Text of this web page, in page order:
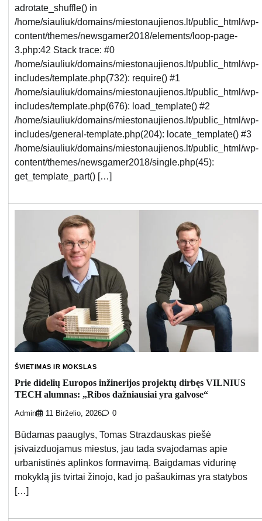
adrotate_shuffle() in
/home/siauliuk/domains/miestonaujienos.lt/public_html/wp-
content/themes/newsgamer2018/elements/loop-page-
3.php:42 Stack trace: #0
/home/siauliuk/domains/miestonaujienos.lt/public_html/wp-
includes/template.php(732): require() #1
/home/siauliuk/domains/miestonaujienos.lt/public_html/wp-
includes/template.php(676): load_template() #2
/home/siauliuk/domains/miestonaujienos.lt/public_html/wp-
includes/general-template.php(204): locate_template() #3
/home/siauliuk/domains/miestonaujienos.lt/public_html/wp-
content/themes/newsgamer2018/single.php(45):
get_template_part() […]
ŠVIETIMAS IR MOKSLAS
Prie didelių Europos inžinerijos projektų dirbęs VILNIUS
TECH alumnas: „Ribos dažniausiai yra galvose“
Admin 11 Birželio, 2026 0
Būdamas paauglys, Tomas Strazdauskas piešė
įsivaizduojamus miestus, jau tada svajodamas apie
urbanistinės aplinkos formavimą. Baigdamas vidurinę
mokyklą jis tvirtai žinojo, kad jo pašaukimas yra statybos
[…]